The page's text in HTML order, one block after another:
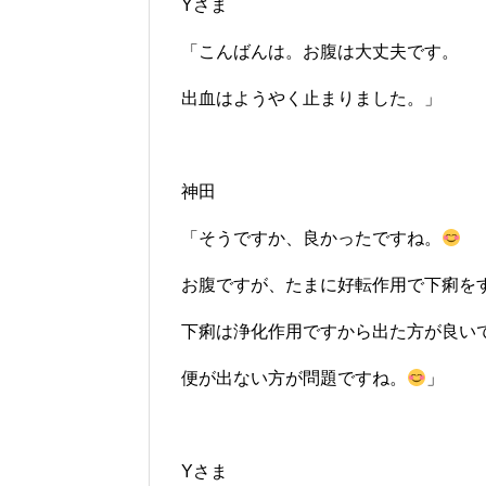
Yさま
「こんばんは。お腹は大丈夫です。
出血はようやく止まりました。」
神田
「そうですか、良かったですね。
お腹ですが、たまに好転作用で下痢を
下痢は浄化作用ですから出た方が良い
便が出ない方が問題ですね。 」
Yさま